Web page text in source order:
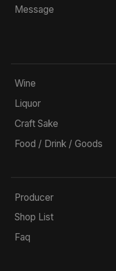
Message
Wine
Liquor
Craft Sake
Food / Drink / Goods
Producer
Shop List
Faq